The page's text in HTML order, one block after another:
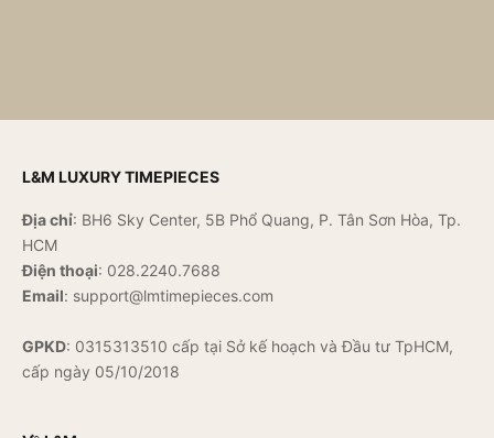
L&M LUXURY TIMEPIECES
Địa chỉ: BH6 Sky Center, 5B Phổ Quang, P. Tân Sơn Hòa, Tp.
HCM
Điện thoại: 028.2240.7688
Email: support@lmtimepieces.com
GPKD: 0315313510 cấp tại Sở kế hoạch và Đầu tư TpHCM,
cấp ngày 05/10/2018